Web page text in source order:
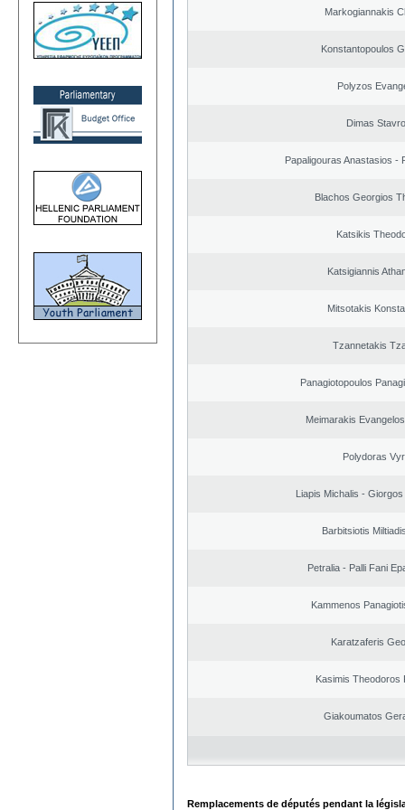
Markogiannakis
Konstantopoulos
Polyzos
Dimas
Papaligouras Anastasios -
Blachos Georgios
Katsikis
Katsigiannis
Mitsotakis
Tzannetakis
Panagiotopoulos
Meimarakis
Polydoras
Liapis Michalis -
Barbitsiotis
Petralia - Palli Fani
Kammenos
Karatzaferis
Kasimis Theodoros
Giakoumatos
Remplacements de députés pendant la